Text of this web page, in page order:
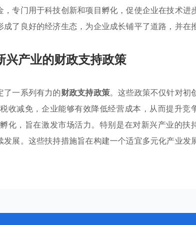
专门用于科技创新和项目孵化，促使企业在技术进
成了良好的经济生态，为企业成长铺平了道路，并在
兴产业的财政支持政策
了一系列有力的财政支持政策。这些政策不仅针对初
收减免，企业能够有效降低经营成本，从而提升竞
化，旨在激发市场活力。特别是在对新兴产业的扶
展。这些扶持措施旨在构建一个适宜多元化产业发